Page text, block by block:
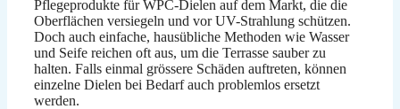
Pflegeprodukte für WPC-Dielen auf dem Markt, die die
Oberflächen versiegeln und vor UV-Strahlung schützen.
Doch auch einfache, hausübliche Methoden wie Wasser
und Seife reichen oft aus, um die Terrasse sauber zu
halten. Falls einmal grössere Schäden auftreten, können
einzelne Dielen bei Bedarf auch problemlos ersetzt
werden.